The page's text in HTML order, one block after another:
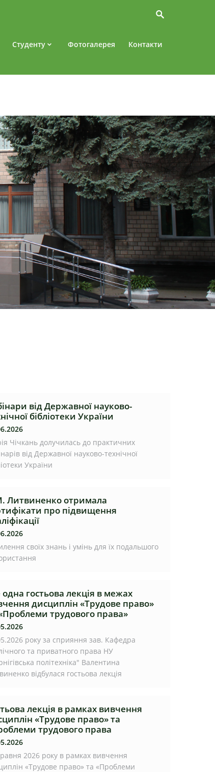
Студенту Фотогалерея Контакти
від Державної науково-
бібліотеки України
Чічкань долучилась до практичних
від Державної науково-технічної
України
Литвиненко отримала
про підвищення
своїх знань і умінь для їх подальшого
гостьова лекція в межах
дисциплін «Трудове право»
трудового права»
року за сприяння зав. Кафедра
та приватного права НУ
політехніка" Валентина
відбулася гостьова лекція
лекція в рамках вивчення
«Трудове право» та
трудового права
2026 року в рамках вивчення
«Трудове право» та «Проблеми